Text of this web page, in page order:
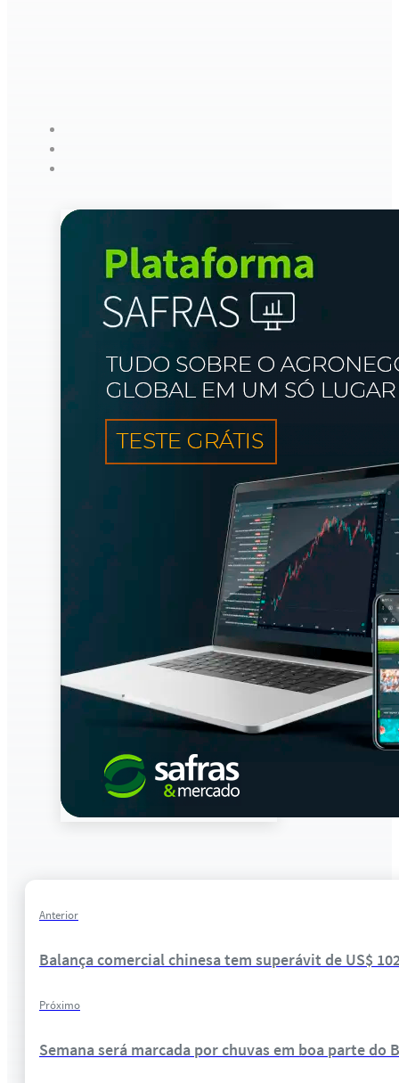
Anterior
Balança comercial chinesa tem superávit de US$
Próximo
Semana será marcada por chuvas em boa parte